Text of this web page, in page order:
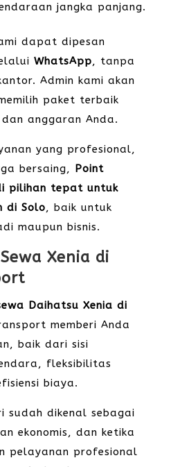
jangka panjang.
dapat dipesan
WhatsApp, tanpa
Admin kami akan
paket terbaik
anggaran Anda.
yang profesional,
bersaing, Point
pilihan tepat untuk
di Solo, baik untuk
maupun bisnis.
Xenia di
Daihatsu Xenia di
memberi Anda
baik dari sisi
fleksibilitas
biaya.
sudah dikenal sebagai
ekonomis, dan ketika
pelayanan profesional